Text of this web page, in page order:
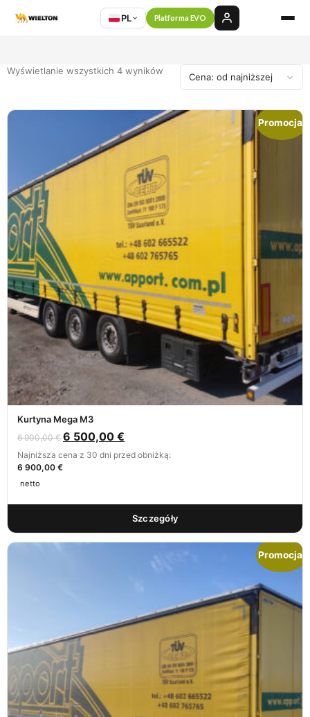
PL Platforma EVO
Wyświetlanie wszystkich 4 wyników
Promocja!
Kurtyna Mega M3
6 900,00€ 6 500,00 €
Najniższa cena z 30 dni przed obniżką:
6 900,00 €
netto
Szczegóły
Promocja!